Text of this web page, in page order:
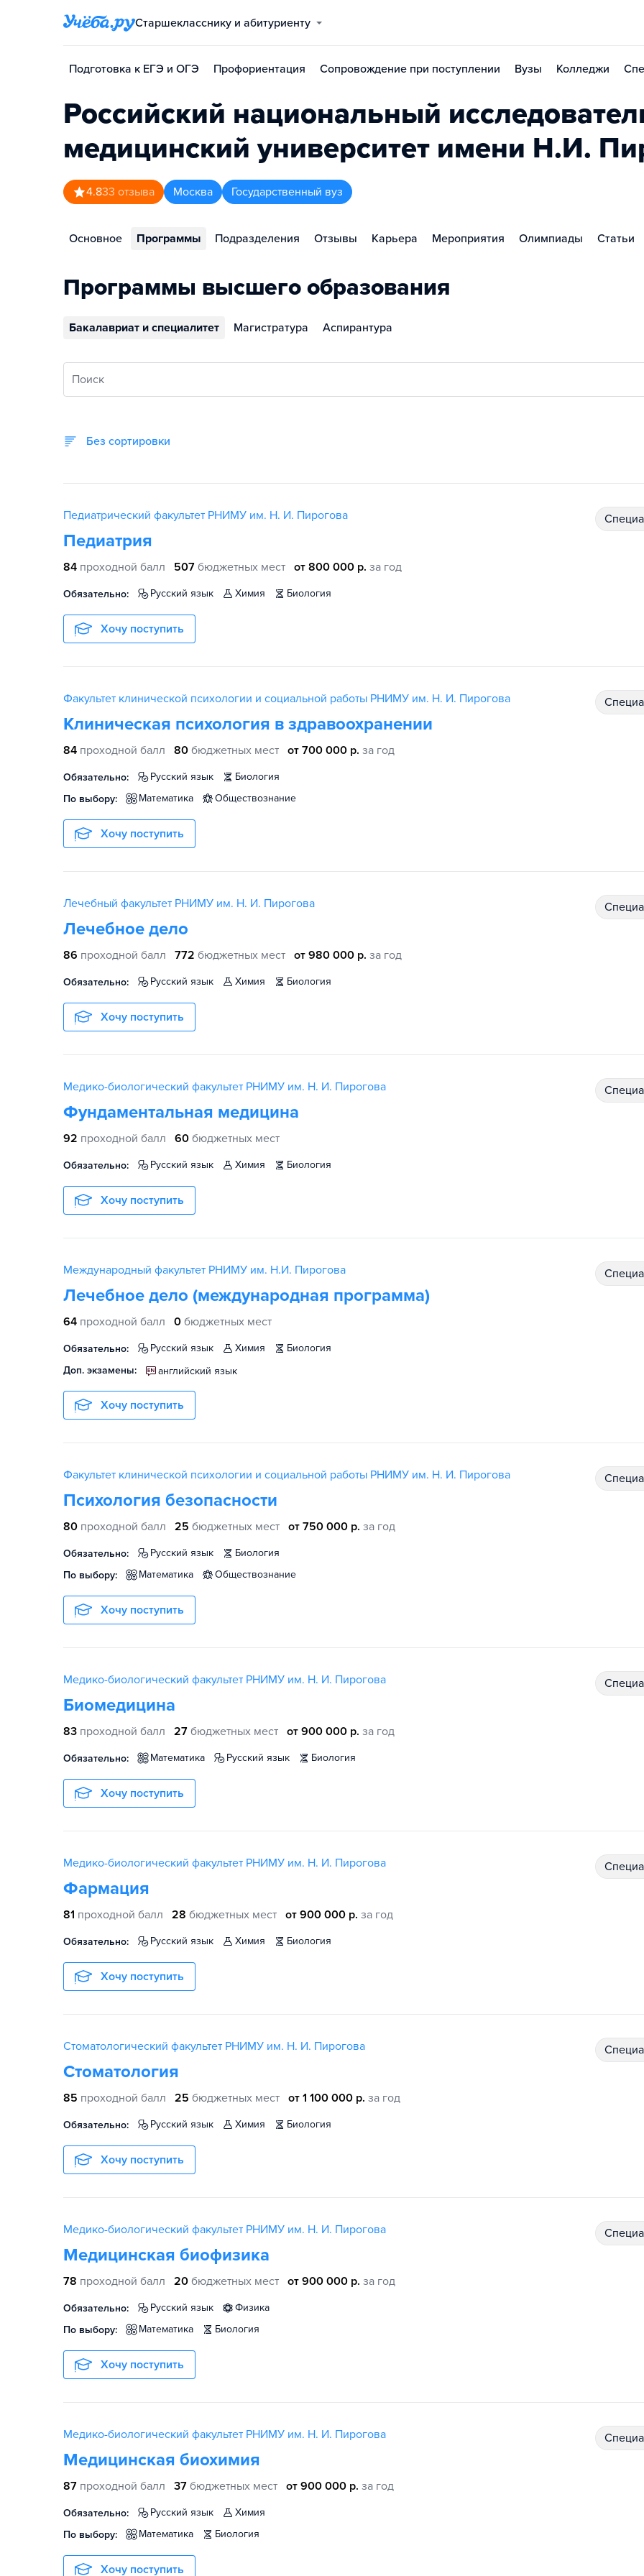
Старшекласснику и абитуриенту
Подготовка к ЕГЭ и ОГЭ Профориентация Сопровождение при поступлении Вузы Колледжи
Российский национальный
медицинский университет имени Н.И.
4.833 отзыва Москва Государственный вуз
Основное Программы Подразделения Отзывы Карьера Мероприятия Олимпиады Статьи
Программы высшего образования
Бакалавриат и специалитет Магистратура Аспирантура
Поиск
Без сортировки
Педиатрический факультет РНИМУ им. Н. И. Пирогова
Педиатрия
84 проходной балл 507 бюджетных мест от 800 000 р. за год
Обязательно: русский язык химия биология
Хочу поступить
Факультет клинической психологии и социальной работы РНИМУ им. Н. И. Пирогова
Клиническая психология в здравоохранении
84 проходной балл 80 бюджетных мест от 700 000 р. за год
Обязательно: русский язык
биология
По выбору:
математика обществознание
Хочу поступить
Лечебный факультет РНИМУ им. Н. И. Пирогова
Лечебное дело
86 проходной балл 772 бюджетных мест от 980 000 р. за год
Обязательно: русский язык химия биология
Хочу поступить
Медико-биологический факультет РНИМУ им. Н. И. Пирогова
Фундаментальная медицина
92 проходной балл 60 бюджетных мест
Обязательно: русский язык химия биология
Хочу поступить
Международный факультет РНИМУ им. Н.И. Пирогова
Лечебное дело (международная программа)
64 проходной балл 0 бюджетных мест
Обязательно: русский язык химия
биология
Доп. экзамены:
английский язык
Хочу поступить
Факультет клинической психологии и социальной работы РНИМУ им. Н. И. Пирогова
Психология безопасности
80 проходной балл 25 бюджетных мест от 750 000 р. за год
Обязательно: русский язык
биология
По выбору:
математика обществознание
Хочу поступить
Медико-биологический факультет РНИМУ им. Н. И. Пирогова
Биомедицина
83 проходной балл 27 бюджетных мест от 900 000 р. за год
Обязательно: математика русский язык биология
Хочу поступить
Медико-биологический факультет РНИМУ им. Н. И. Пирогова
Фармация
81 проходной балл 28 бюджетных мест от 900 000 р. за год
Обязательно: русский язык химия биология
Хочу поступить
Стоматологический факультет РНИМУ им. Н. И. Пирогова
Стоматология
85 проходной балл 25 бюджетных мест от 1 100 000 р. за год
Обязательно: русский язык химия биология
Хочу поступить
Медико-биологический факультет РНИМУ им. Н. И. Пирогова
Медицинская биофизика
78 проходной балл 20 бюджетных мест от 900 000 р. за год
Обязательно: русский язык
физика
По выбору:
математика биология
Хочу поступить
Медико-биологический факультет РНИМУ им. Н. И. Пирогова
Медицинская биохимия
87 проходной балл 37 бюджетных мест от 900 000 р. за год
Обязательно: русский язык
химия
По выбору:
математика биология
Хочу поступить